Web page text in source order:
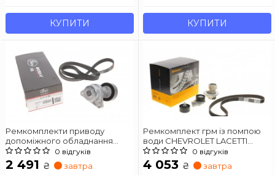
КУПИТИ КУПИТИ
Ремкомплекти приводу
допоміжного обладнання
автомобілів Micro-V Kit
0 відгуків
2 491 ₴ завтра
Ремкомплект грм із помпою
води CHEVROLET LACETTI
(J200) 1.6
0 відгуків
4 053 ₴ завтра